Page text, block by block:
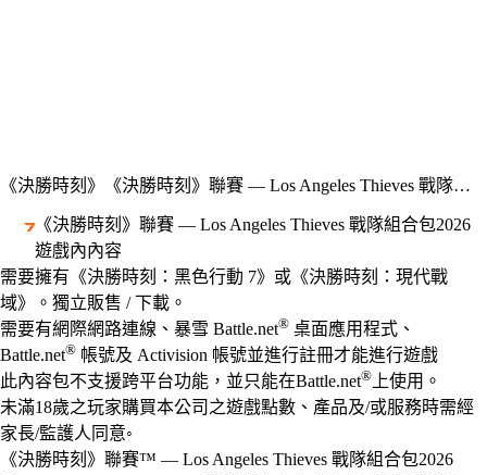
《決勝時刻》 《決勝時刻》聯賽 — Los Angeles Thieves 戰隊組合包2026
《決勝時刻》聯賽 — Los Angeles Thieves 戰隊組合包2026
遊戲內內容
價格
Available actions
需要擁有《決勝時刻：黑色行動 7》或《決勝時刻：現代戰
域》。獨立販售 / 下載。
需要有網際網路連線、暴雪 Battle.net® 桌面應用程式、
Battle.net® 帳號及 Activision 帳號並進行註冊才能進行遊戲
此內容包不支援跨平台功能，並只能在Battle.net® 上使用。
未滿18歲之玩家購買本公司之遊戲點數、產品及/或服務時需經
家長/監護人同意◦
《決勝時刻》聯賽™ — Los Angeles Thieves 戰隊組合包2026